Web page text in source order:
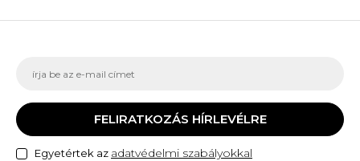
FELIRATKOZÁS HÍRLEVÉLRE
Egyetértek az adatvédelmi szabályokkal